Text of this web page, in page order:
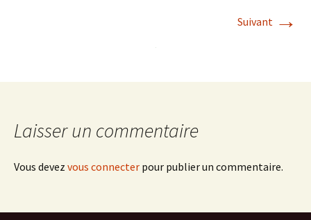
Suivant →
Laisser un commentaire
Vous devez vous connecter pour publier un commentaire.